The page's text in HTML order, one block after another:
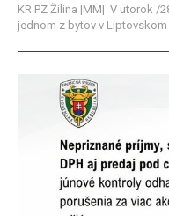
KR PZ Žilina |MM| V utorok /
jednom z bytov v Liptovskom